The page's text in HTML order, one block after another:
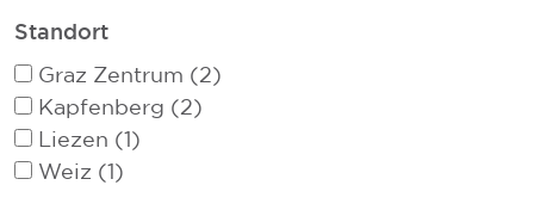
Standort
Graz Zentrum (2)
Kapfenberg (2)
Liezen (1)
Weiz (1)